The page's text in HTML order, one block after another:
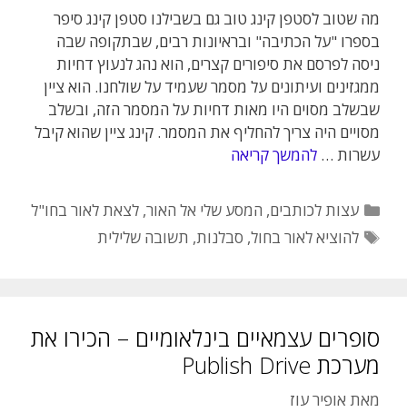
מה שטוב לסטפן קינג טוב גם בשבילנו סטפן קינג סיפר
בספרו "על הכתיבה" ובראיונות רבים, שבתקופה שבה
ניסה לפרסם את סיפורים קצרים, הוא נהג לנעוץ דחיות
ממגזינים ועיתונים על מסמר שעמיד על שולחנו. הוא ציין
שבשלב מסוים היו מאות דחיות על המסמר הזה, ובשלב
מסויים היה צריך להחליף את המסמר. קינג ציין שהוא קיבל
עשרות … להמשך קריאה
קטגוריות
עצות לכותבים, המסע שלי אל האור,לצאת לאור בחו"ל
תגיות
להוציא לאור בחול, סבלנות, תשובה שלילית
סופרים עצמאיים בינלאומיים – הכירו את
מערכת Publish Drive
מאת אופיר עוז